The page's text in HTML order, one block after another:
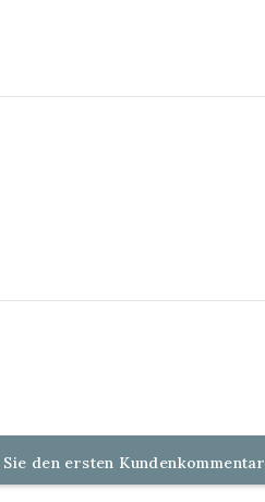
den ersten Kundenkommentar